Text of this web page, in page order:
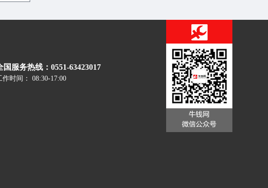
国服务热线：0551-63423017
作时间： 08:30-17:00